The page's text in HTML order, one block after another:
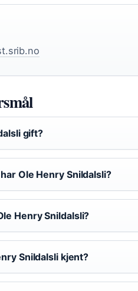
gift?
Ole Henry Snildalsli?
Henry Snildalsli?
Snildalsli kjent?